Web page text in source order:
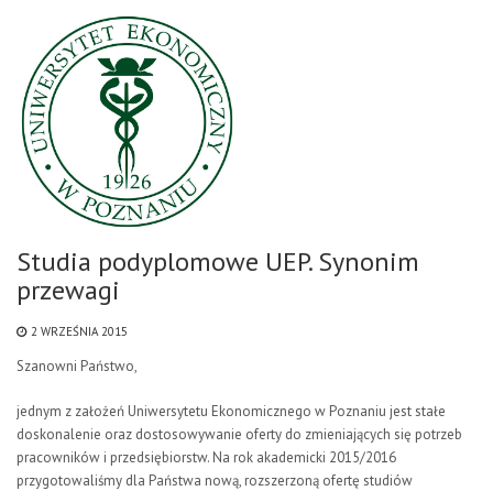
Studia podyplomowe UEP. Synonim
przewagi
2 WRZEŚNIA 2015
Szanowni Państwo,
jednym z założeń Uniwersytetu Ekonomicznego w Poznaniu jest stałe
doskonalenie oraz dostosowywanie oferty do zmieniających się potrzeb
pracowników i przedsiębiorstw. Na rok akademicki 2015/2016
przygotowaliśmy dla Państwa nową, rozszerzoną ofertę studiów